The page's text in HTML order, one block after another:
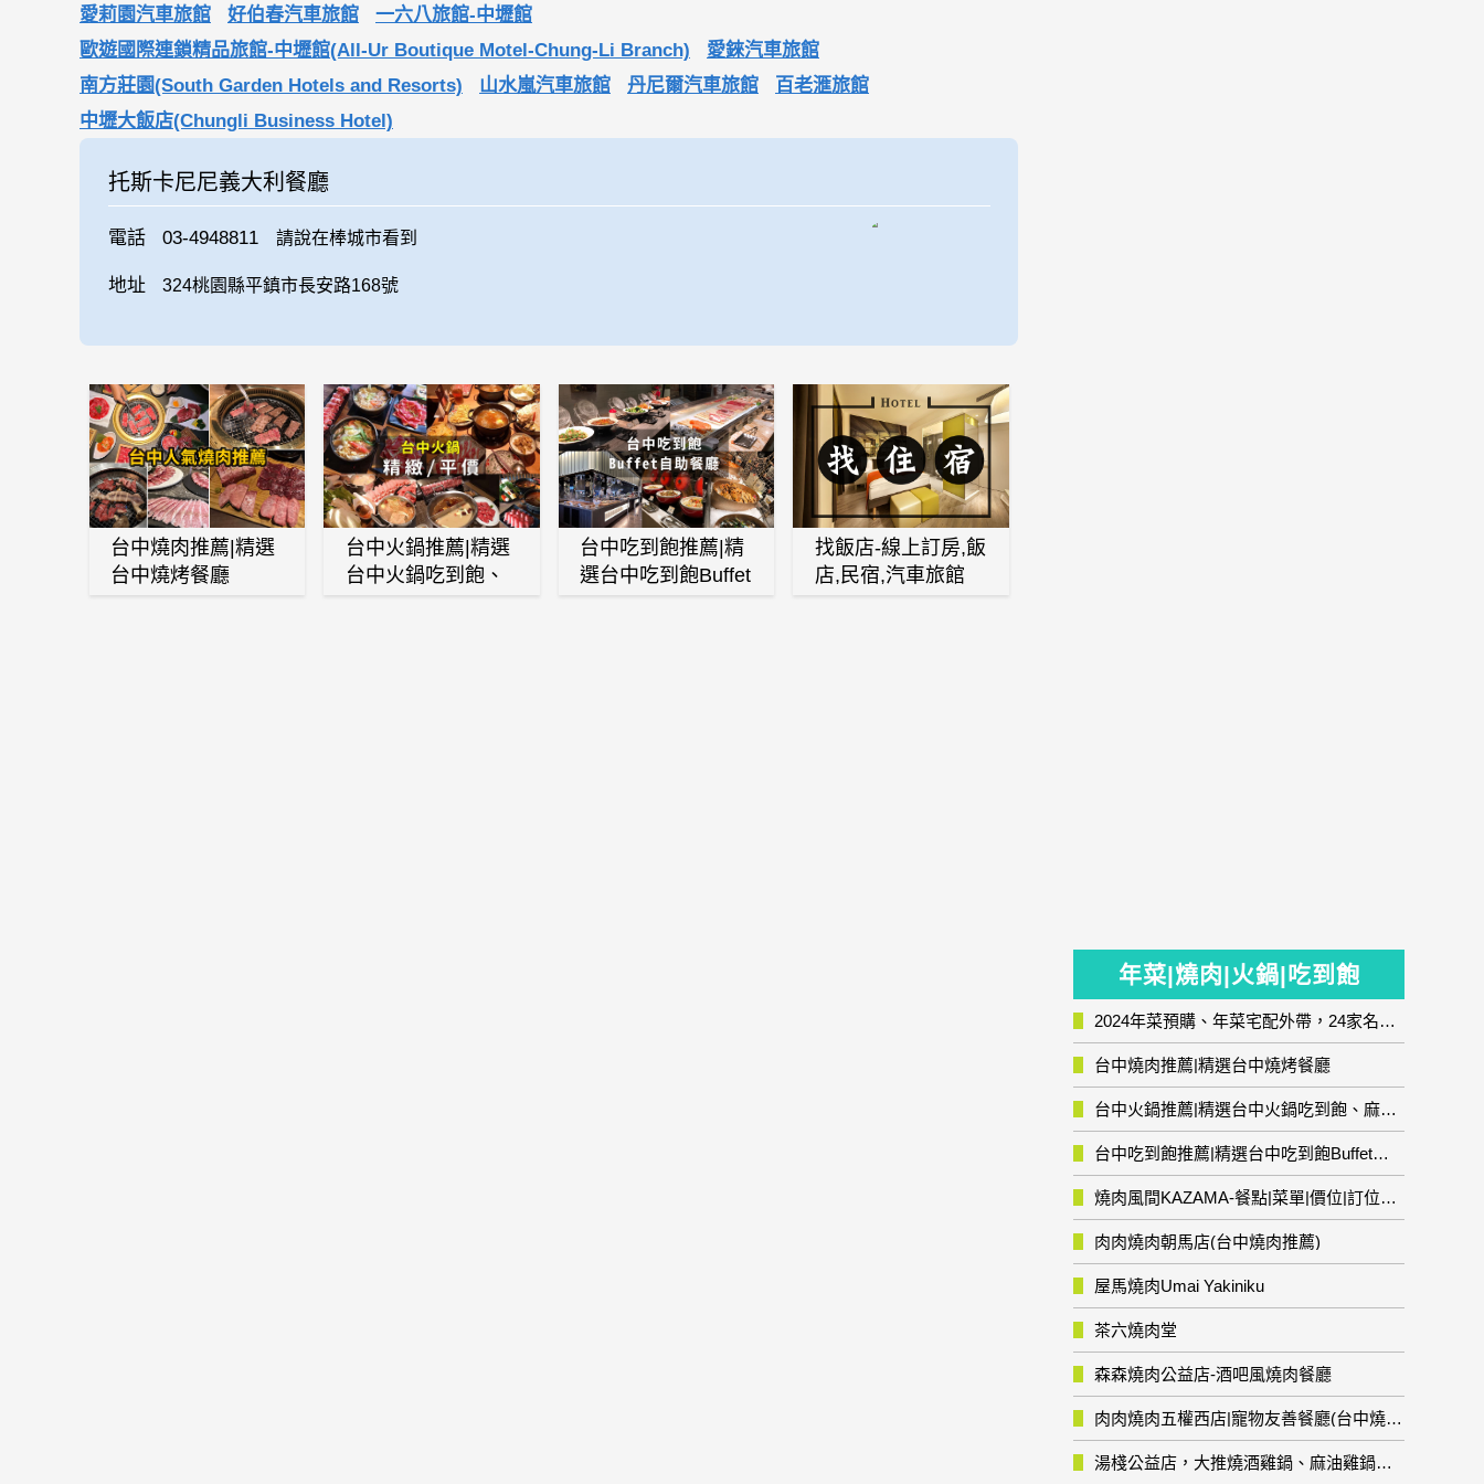
愛莉園汽車旅館 好伯春汽車旅館
一六八旅館-中壢館
歐遊國際連鎖精品旅館-中壢館(All-Ur Boutique Motel-Chung-Li Branch)
愛錸汽車旅館
南方莊園(South Garden Hotels and Resorts)
山水嵐汽車旅館 丹尼爾汽車旅館
百老滙旅館
中壢大飯店(Chungli Business Hotel)
托斯卡尼尼義大利餐廳
電話 03-4948811 請說在棒城市看到
地址 324桃園縣平鎮市長安路168號
台中燒肉推薦|精選
台中燒烤餐廳
台中火鍋推薦|精選
台中火鍋吃到飽、
台中吃到飽推薦|精
選台中吃到飽Buffet
找飯店-線上訂房,飯
店,民宿,汽車旅館
年菜|燒肉|火鍋|吃到飽
2024年菜預購、年菜宅配外帶，24家名店年菜推薦整理，圍爐輕鬆上菜團圓趣
台中燒肉推薦|精選台中燒烤餐廳
台中火鍋推薦|精選台中火鍋吃到飽、麻辣鍋、鴛鴦鍋、石頭火鍋、酸菜白肉鍋、海鮮鍋、燒酒雞、麻油雞、壽喜燒等熱門人氣火鍋店!
台中吃到飽推薦|精選台中吃到飽Buffet自助餐廳
燒肉風間KAZAMA-餐點|菜單|價位|訂位資訊
肉肉燒肉朝馬店(台中燒肉推薦)
屋馬燒肉Umai Yakiniku
茶六燒肉堂
森森燒肉公益店-酒吧風燒肉餐廳
肉肉燒肉五權西店|寵物友善餐廳(台中燒肉推薦)
湯棧公益店，大推燒酒雞鍋、麻油雞鍋暖暖有夠補